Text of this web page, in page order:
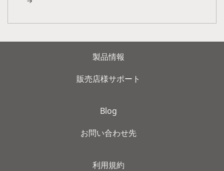
製品情報
販売店様サポート
Blog
お問い合わせ先
利用規約